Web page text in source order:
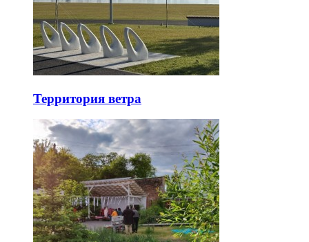
Территория ветра